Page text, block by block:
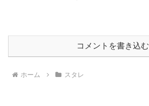
コメントを書き込む
ホーム スタレ